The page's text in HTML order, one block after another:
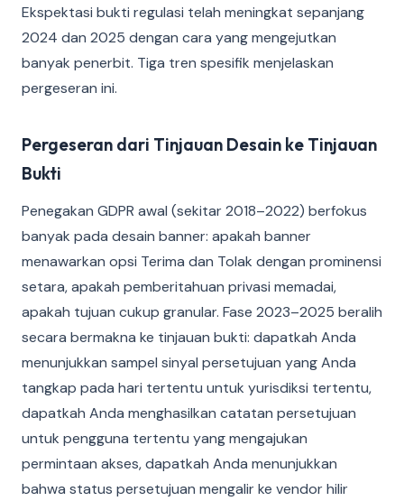
Ekspektasi bukti regulasi telah meningkat sepanjang
2024 dan 2025 dengan cara yang mengejutkan
banyak penerbit. Tiga tren spesifik menjelaskan
pergeseran ini.
Pergeseran dari Tinjauan Desain ke Tinjauan
Bukti
Penegakan GDPR awal (sekitar 2018–2022) berfokus
banyak pada desain banner: apakah banner
menawarkan opsi Terima dan Tolak dengan prominensi
setara, apakah pemberitahuan privasi memadai,
apakah tujuan cukup granular. Fase 2023–2025 beralih
secara bermakna ke tinjauan bukti: dapatkah Anda
menunjukkan sampel sinyal persetujuan yang Anda
tangkap pada hari tertentu untuk yurisdiksi tertentu,
dapatkah Anda menghasilkan catatan persetujuan
untuk pengguna tertentu yang mengajukan
permintaan akses, dapatkah Anda menunjukkan
bahwa status persetujuan mengalir ke vendor hilir